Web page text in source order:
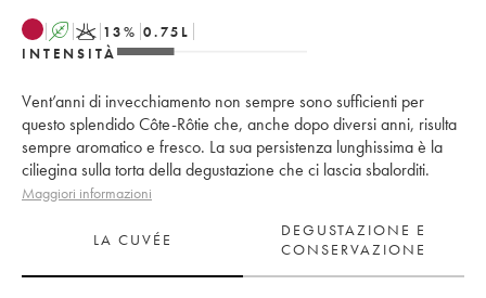
A K 13% 0.75 L
INTENSITÀ
Vent’anni di invecchiamento non sempre sono sufficienti per
questo splendido Côte-Rôtie che, anche dopo diversi anni, risulta
sempre aromatico e fresco. La sua persistenza lunghissima è la
ciliegina sulla torta della degustazione che ci lascia sbalorditi.
Maggiori informazioni
LA CUVÉE
DEGUSTAZIONE E
CONSERVAZIONE